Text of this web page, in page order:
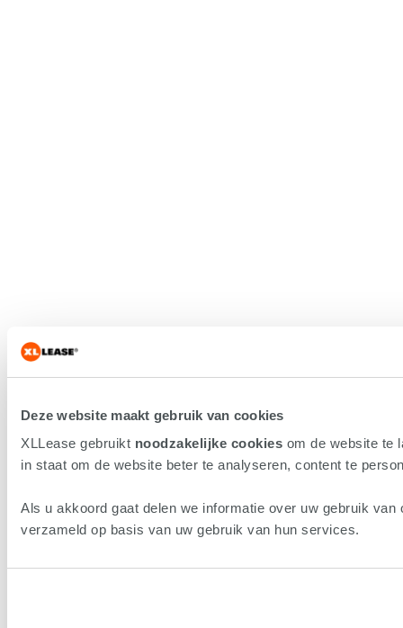
Deze website maakt gebruik van cookies
XLLease gebruikt noodzakelijke cookies om de website te
in staat om de website beter te analyseren, content te
Als u akkoord gaat delen we informatie over uw gebruik
verzameld op basis van uw gebruik van hun services.